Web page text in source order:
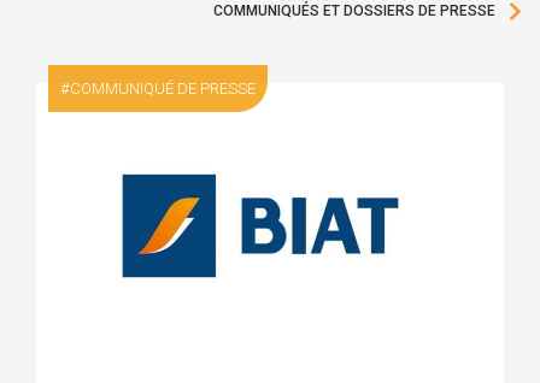
COMMUNIQUÉS ET DOSSIERS DE PRESSE
COMMUNIQUÉ DE PRESSE